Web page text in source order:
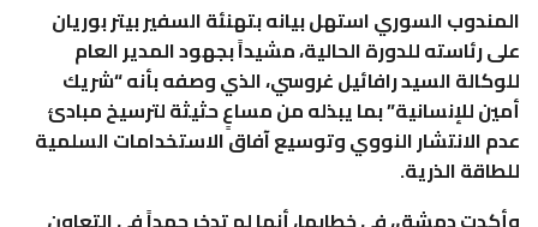
المندوب السوري استهل بيانه بتهنئة السفير بيتر بوريان
على رئاسته للدورة الحالية، مشيداً بجهود المدير العام
للوكالة السيد رافائيل غروسي، الذي وصفه بأنه “شريك
أمين للإنسانية” بما يبذله من مساعٍ حثيثة لترسيخ مبادئ
عدم الانتشار النووي وتوسيع آفاق الاستخدامات السلمية
للطاقة الذرية.